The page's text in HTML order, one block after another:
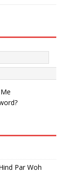
Hind Par Woh